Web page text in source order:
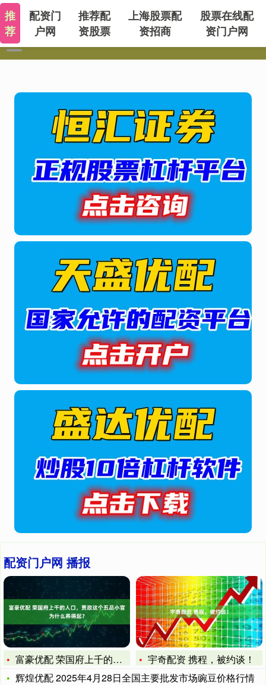
配资门户网 播报
富豪优配 荣国府上千的人口，贾政这个五品小官为什么养得起？
宇奇配资 携程，被约谈！
辉煌优配 2025年4月28日全国主要批发市场豌豆价格行情
推
荐
配资门
户网
推荐配
资股票
上海股票配
资招商
股票在线配
资门户网